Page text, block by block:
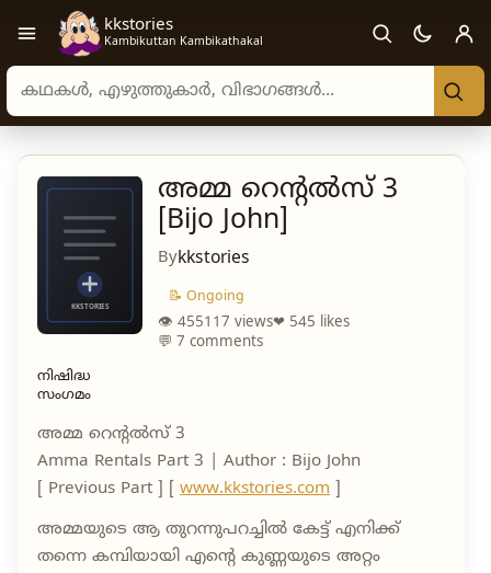
Open navigation menu
kkstories
Kambikuttan Kambikathakal
Search stories, authors, and categories
അമ്മ റെന്റൽസ് 3
[Bijo John]
Bykkstories
📝 Ongoing
👁 455117 views❤ 545 likes
💬 7 comments
നിഷിദ്ധ
സംഗമം
അമ്മ റെന്റൽസ് 3
Amma Rentals Part 3 | Author : Bijo John
[ Previous Part ] [ www.kkstories.com
അമ്മയുടെ ആ തുറന്നുപറച്ചിൽ കേട്ട് എനിക്ക്
തന്നെ കമ്പിയായി എന്റെ കുണ്ണയുടെ അറ്റം